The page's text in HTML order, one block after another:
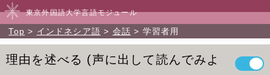
東京外国語大学言語モジュール
Top インドネシア語 会話 学習者用
理由を述べる
声に出して読んでみよ